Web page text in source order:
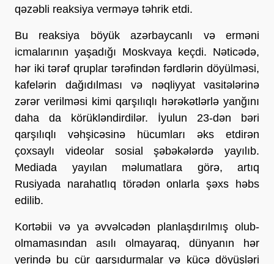
qəzəbli reaksiya verməyə təhrik etdi.
Bu reaksiya böyük azərbaycanlı və erməni
icmalarının yaşadığı Moskvaya keçdi. Nəticədə,
hər iki tərəf qruplar tərəfindən fərdlərin döyülməsi,
kafelərin dağıdılması və nəqliyyat vasitələrinə
zərər verilməsi kimi qarşılıqlı hərəkətlərlə yanğını
daha da körükləndirdilər. İyulun 23-dən bəri
qarşılıqlı vəhşicəsinə hücumları əks etdirən
çoxsaylı videolar sosial şəbəkələrdə yayılıb.
Mediada yayılan məlumatlara görə, artıq
Rusiyada narahatlıq törədən onlarla şəxs həbs
edilib.
Kortəbii və ya əvvəlcədən planlaşdırılmış olub-
olmamasından asılı olmayaraq, dünyanın hər
yerində bu cür qarşıdurmalar və küçə döyüşləri